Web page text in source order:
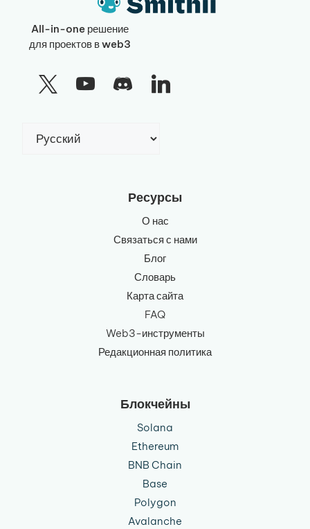
All-in-one решение
для проектов в web3
язык
Ресурсы
О нас
Связаться с нами
Блог
Словарь
Карта сайта
FAQ
Web3-инструменты
Редакционная политика
Блокчейны
Solana
Ethereum
BNB Chain
Base
Polygon
Avalanche